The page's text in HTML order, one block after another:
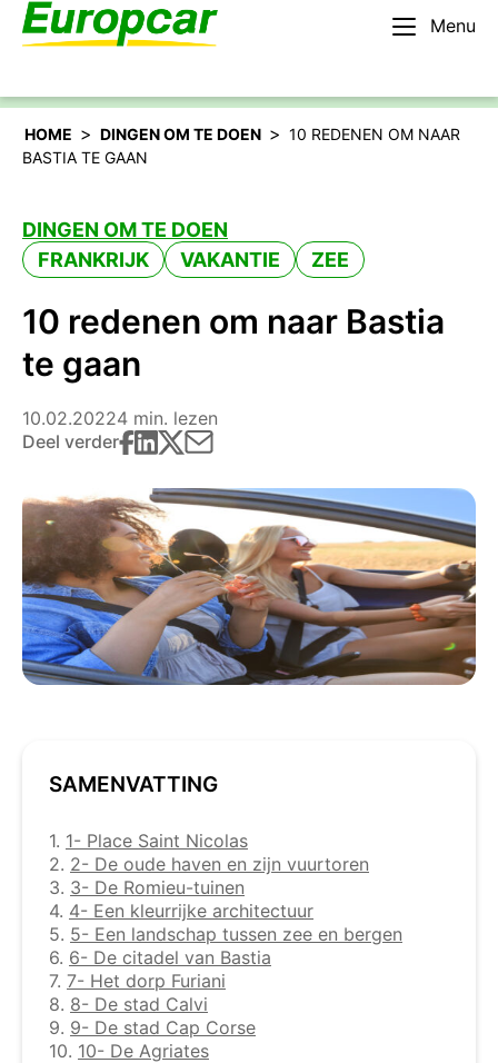
Menu
Nederlands – BE
HOME > DINGEN OM TE DOEN > 10 REDENEN OM NAAR
BASTIA TE GAAN
DINGEN OM TE DOEN
FRANKRIJK
VAKANTIE ZEE
10 redenen om naar Bastia
te gaan
10.02.20224 min. lezen
Deel verder
SAMENVATTING
1. 1- Place Saint Nicolas
2. 2- De oude haven en zijn vuurtoren
3. 3- De Romieu-tuinen
4. 4- Een kleurrijke architectuur
5. 5- Een landschap tussen zee en bergen
6. 6- De citadel van Bastia
7. 7- Het dorp Furiani
8. 8- De stad Calvi
9. 9- De stad Cap Corse
10. 10- De Agriates